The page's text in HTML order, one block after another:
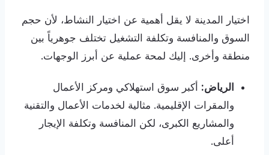
اختيار المدينة لا يقل أهمية عن اختيار النشاط، لأن حجم
السوق والمنافسة وتكلفة التشغيل تختلف جوهرياً بين
منطقة وأخرى. إليك لمحة عملية عن أبرز الوجهات.
الرياض: أكبر سوق استهلاكي ومركز الأعمال
والمقرات الإقليمية. مثالية لخدمات الأعمال والتقنية
والمشاريع الكبرى، لكن المنافسة وتكلفة الإيجار
أعلى.